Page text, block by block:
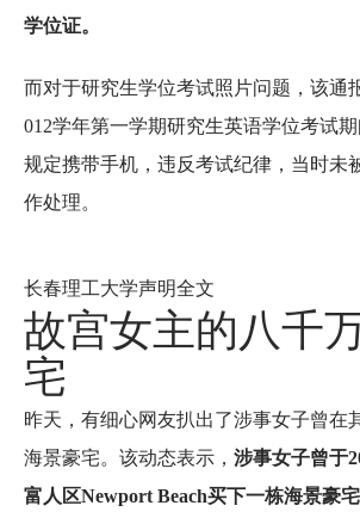
学位证。
而对于研究生学位考试照片问题，该通
012学年第一学期研究生英语学位考试
规定携带手机，违反考试纪律，当时未
作处理。
长春理工大学声明全文
故宫女主的八千
宅
昨天，有细心网友扒出了涉事女子曾在
海景豪宅。该动态表示， 涉事女子曾于
富人区Newport Beach买下一栋海景豪宅